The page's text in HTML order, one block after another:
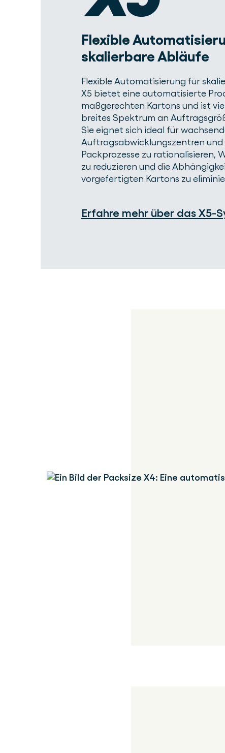
Flexible
skalierbare Abläufe
Flexible Automatisierung für
X5 bietet eine automatisierte
maßgerechten Kartons und ist
breites Spektrum an
Sie eignet sich ideal für
Auftragsabwicklungszentren
Packprozesse zu rationalisieren,
zu reduzieren und die
vorgefertigten Kartons zu
Erfahre mehr über das X5-